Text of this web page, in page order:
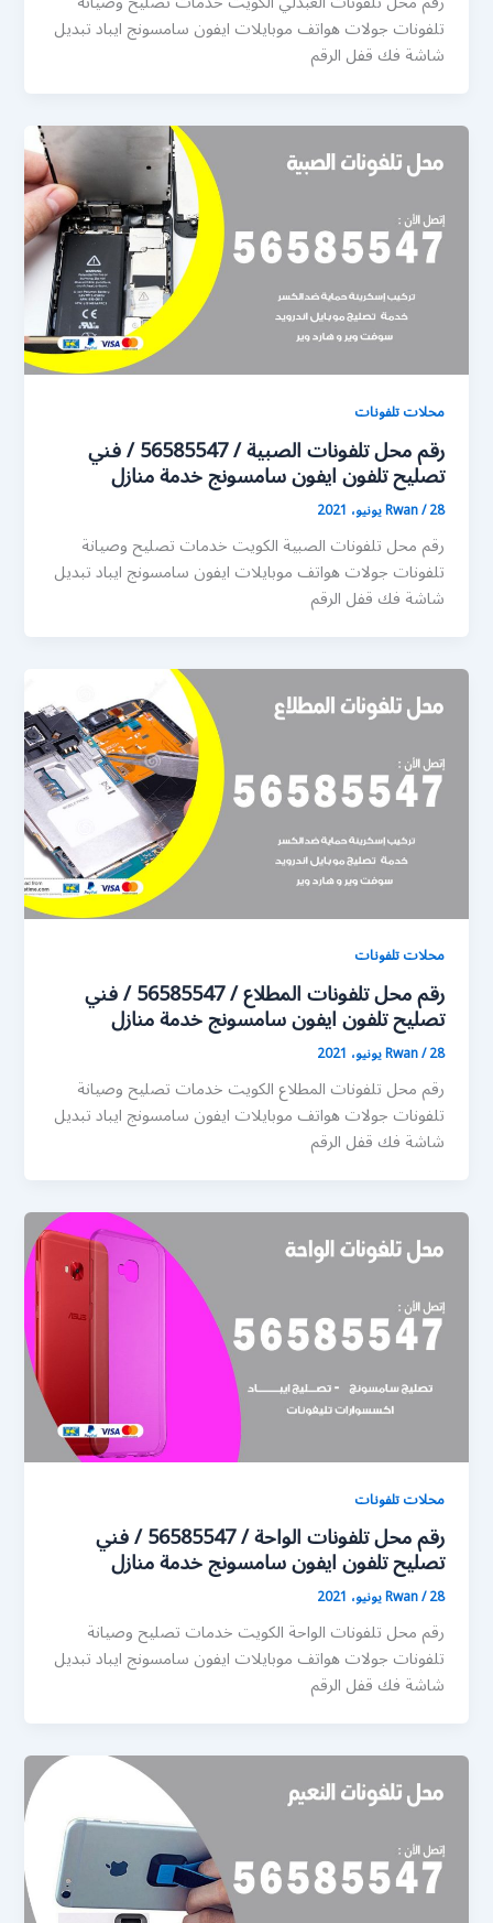
تلفونات جولات هواتف موبايلات ايفون سامسونج ايباد تبديل
شاشة فك قفل الرقم
محلات تلفونات
رقم محل تلفونات الصبية / 56585547 / فني
تصليح تلفون ايفون سامسونج خدمة منازل
Rwan/28 يونيو، 2021
رقم محل تلفونات الصبية الكويت خدمات تصليح وصيانة
تلفونات جولات هواتف موبايلات ايفون سامسونج ايباد تبديل
شاشة فك قفل الرقم
محلات تلفونات
رقم محل تلفونات المطلاع / 56585547 / فني
تصليح تلفون ايفون سامسونج خدمة منازل
Rwan/28 يونيو، 2021
رقم محل تلفونات المطلاع الكويت خدمات تصليح وصيانة
تلفونات جولات هواتف موبايلات ايفون سامسونج ايباد تبديل
شاشة فك قفل الرقم
محلات تلفونات
رقم محل تلفونات الواحة / 56585547 / فني
تصليح تلفون ايفون سامسونج خدمة منازل
Rwan/28 يونيو، 2021
رقم محل تلفونات الواحة الكويت خدمات تصليح وصيانة
تلفونات جولات هواتف موبايلات ايفون سامسونج ايباد تبديل
شاشة فك قفل الرقم